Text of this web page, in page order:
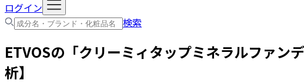
ログイン
検索
ETVOSの「クリーミィタップミネラルファン
析】